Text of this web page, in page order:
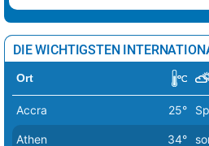
Lissabon 29°
Ljubljana 35°
London 26°
Luxemburg 23°
Madrid 39°
DIE WICHTIGSTEN
Ort
Accra 25°
Athen 34°